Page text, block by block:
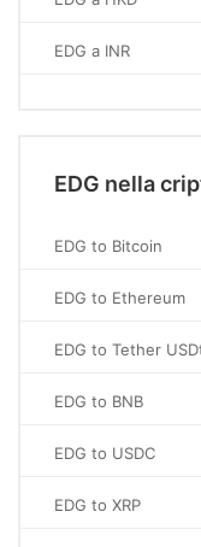
EDG a INR
EDG nella
EDG to Bitcoin
EDG to Ethereum
EDG to Tether
EDG to BNB
EDG to USDC
EDG to XRP